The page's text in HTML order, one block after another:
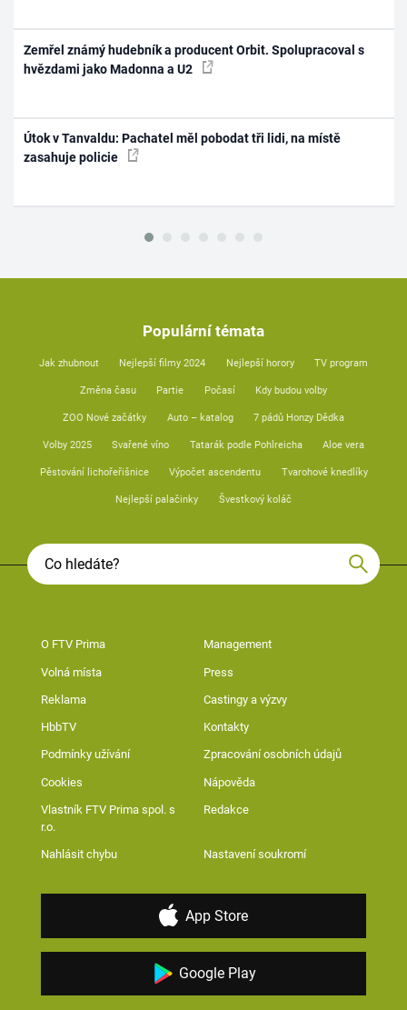
Zemřel známý hudebník a producent Orbit. Spolupracoval s
hvězdami jako Madonna a U2
Útok v Tanvaldu: Pachatel měl pobodat tři lidi, na místě
zasahuje policie
Populární témata
Jak zhubnout Nejlepší filmy 2024 Nejlepší horory TV program
Změna času Partie Počasí Kdy budou volby
ZOO Nové začátky Auto – katalog 7 pádů Honzy Dědka
Volby 2025 Svařené víno Tatarák podle Pohlreicha Aloe vera
Pěstování lichořeřišnice Výpočet ascendentu Tvarohové knedlíky
Nejlepší palačinky Švestkový koláč
O FTV Prima Management
Volná místa Press
Reklama Castingy a výzvy
HbbTV Kontakty
Podmínky užívání Zpracování osobních údajů
Cookies Nápověda
Vlastník FTV Prima spol. s
r.o.
Redakce
Nahlásit chybu Nastavení soukromí
App Store
Google Play